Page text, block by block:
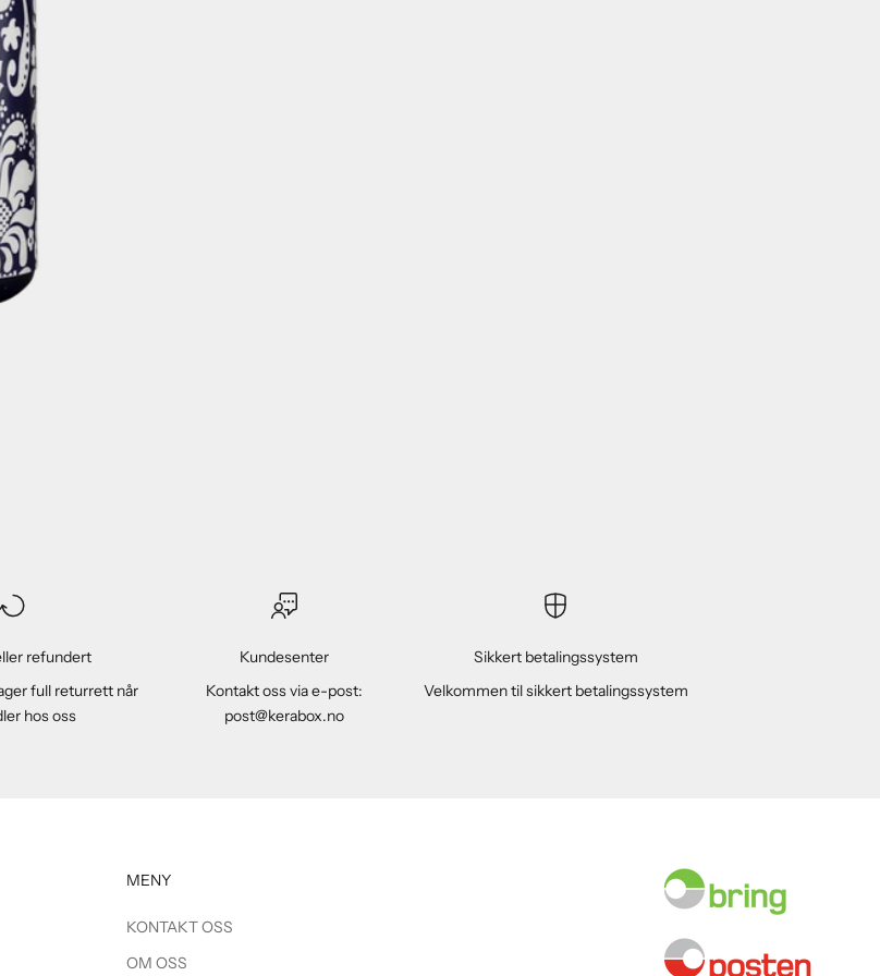
refundert
full returrett når
hos oss
Kundesenter
Kontakt oss via e-post:
post@kerabox.no
Sikkert betalingssystem
Velkommen til sikkert betalingssystem
MENY
KONTAKT OSS
OM OSS